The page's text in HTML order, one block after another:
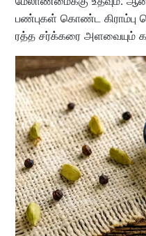
பண்புகள் கொண்ட கிராம்பு
ரத்த சர்க்கரை அளவையும்